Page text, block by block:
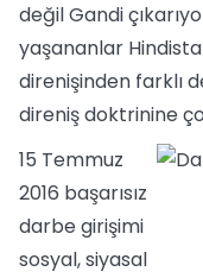
değil Gandi
yaşananlar
direnişinden farklı
direniş doktrinine
15 Temmuz
2016 başarısız
darbe girişimi
sosyal, siyasal